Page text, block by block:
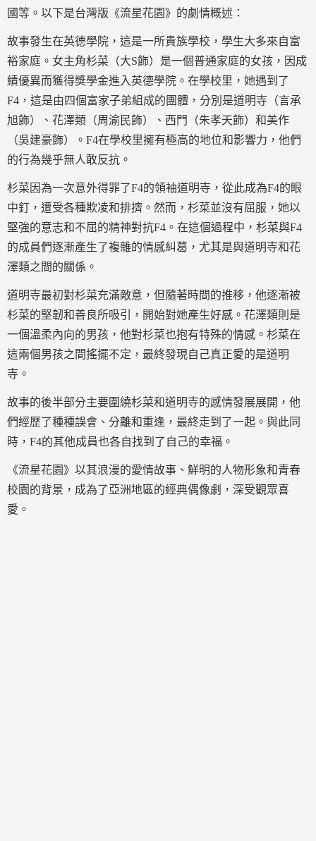
國等。以下是台灣版《流星花園》的劇情概述：
故事發生在英德學院，這是一所貴族學校，學生大多來自富
裕家庭。女主角杉菜（大S飾）是一個普通家庭的女孩，因成
績優異而獲得獎學金進入英德學院。在學校里，她遇到了
F4，這是由四個富家子弟組成的團體，分別是道明寺（言承
旭飾）、花澤類（周渝民飾）、西門（朱孝天飾）和美作
（吳建豪飾）。F4在學校里擁有極高的地位和影響力，他們
的行為幾乎無人敢反抗。
杉菜因為一次意外得罪了F4的領袖道明寺，從此成為F4的眼
中釘，遭受各種欺凌和排擠。然而，杉菜並沒有屈服，她以
堅強的意志和不屈的精神對抗F4。在這個過程中，杉菜與F4
的成員們逐漸產生了複雜的情感糾葛，尤其是與道明寺和花
澤類之間的關係。
道明寺最初對杉菜充滿敵意，但隨著時間的推移，他逐漸被
杉菜的堅韌和善良所吸引，開始對她產生好感。花澤類則是
一個溫柔內向的男孩，他對杉菜也抱有特殊的情感。杉菜在
這兩個男孩之間搖擺不定，最終發現自己真正愛的是道明
寺。
故事的後半部分主要圍繞杉菜和道明寺的感情發展展開，他
們經歷了種種誤會、分離和重逢，最終走到了一起。與此同
時，F4的其他成員也各自找到了自己的幸福。
《流星花園》以其浪漫的愛情故事、鮮明的人物形象和青春
校園的背景，成為了亞洲地區的經典偶像劇，深受觀眾喜
愛。